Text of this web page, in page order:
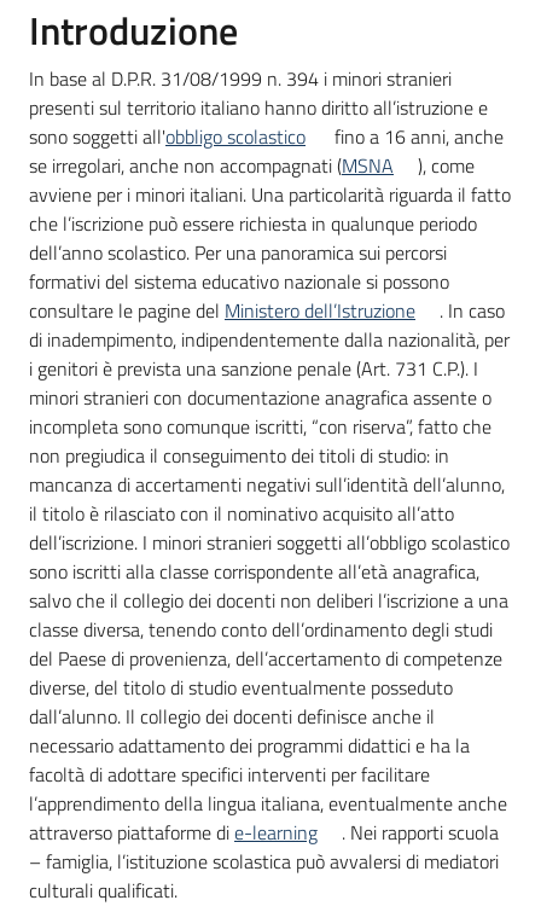
Informazioni
locali
Newsletter
Introduzione
In base al D.P.R. 31/08/1999 n. 394 i minori stranieri
presenti sul territorio italiano hanno diritto all’istruzione e
sono soggetti all'obbligo scolastico
fino a 16 anni, anche
se irregolari, anche non accompagnati (MSNA
), come
avviene per i minori italiani. Una particolarità riguarda il fatto
che l’iscrizione può essere richiesta in qualunque periodo
dell’anno scolastico. Per una panoramica sui percorsi
formativi del sistema educativo nazionale si possono
consultare le pagine del Ministero dell’Istruzione
. In caso
di inadempimento, indipendentemente dalla nazionalità, per
i genitori è prevista una sanzione penale (Art. 731 C.P.). I
minori stranieri con documentazione anagrafica assente o
incompleta sono comunque iscritti, “con riserva”, fatto che
non pregiudica il conseguimento dei titoli di studio: in
mancanza di accertamenti negativi sull’identità dell’alunno,
il titolo è rilasciato con il nominativo acquisito all’atto
dell’iscrizione. I minori stranieri soggetti all’obbligo scolastico
sono iscritti alla classe corrispondente all’età anagrafica,
salvo che il collegio dei docenti non deliberi l’iscrizione a una
classe diversa, tenendo conto dell’ordinamento degli studi
del Paese di provenienza, dell’accertamento di competenze
diverse, del titolo di studio eventualmente posseduto
dall’alunno. Il collegio dei docenti definisce anche il
necessario adattamento dei programmi didattici e ha la
facoltà di adottare specifici interventi per facilitare
l’apprendimento della lingua italiana, eventualmente anche
attraverso piattaforme die-learning
. Nei rapporti scuola
– famiglia, l’istituzione scolastica può avvalersi di mediatori
culturali qualificati.